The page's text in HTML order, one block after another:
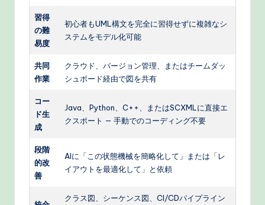
習得
の難
易度
初心者もUML構文を完全に習得せずに複雑なシ
ステムをモデル化可能
共同
作業
クラウド、バージョン管理、またはチームダッ
シュボード経由で図を共有
コー
ド生
成
Java、Python、C++、またはSCXMLに直接エ
クスポート — 手動でのコーディング不要
段階
的改
善
AIに「この状態機械を簡略化して」または「レ
イアウトを最適化して」と依頼
クラス図、シーケンス図、CI/CDパイプライン